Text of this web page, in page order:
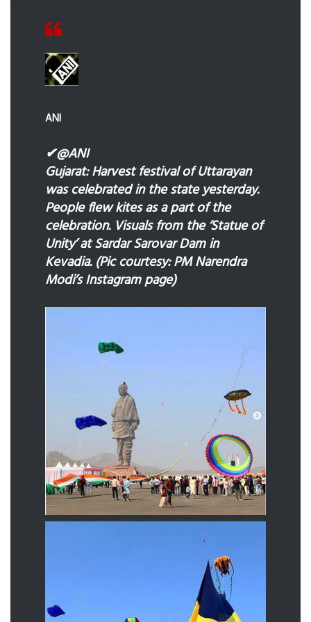
ANI
✔@ANI
Gujarat: Harvest festival of Uttarayan
was celebrated in the state yesterday.
People flew kites as a part of the
celebration. Visuals from the ‘Statue of
Unity’ at Sardar Sarovar Dam in
Kevadia. (Pic courtesy: PM Narendra
Modi’s Instagram page)